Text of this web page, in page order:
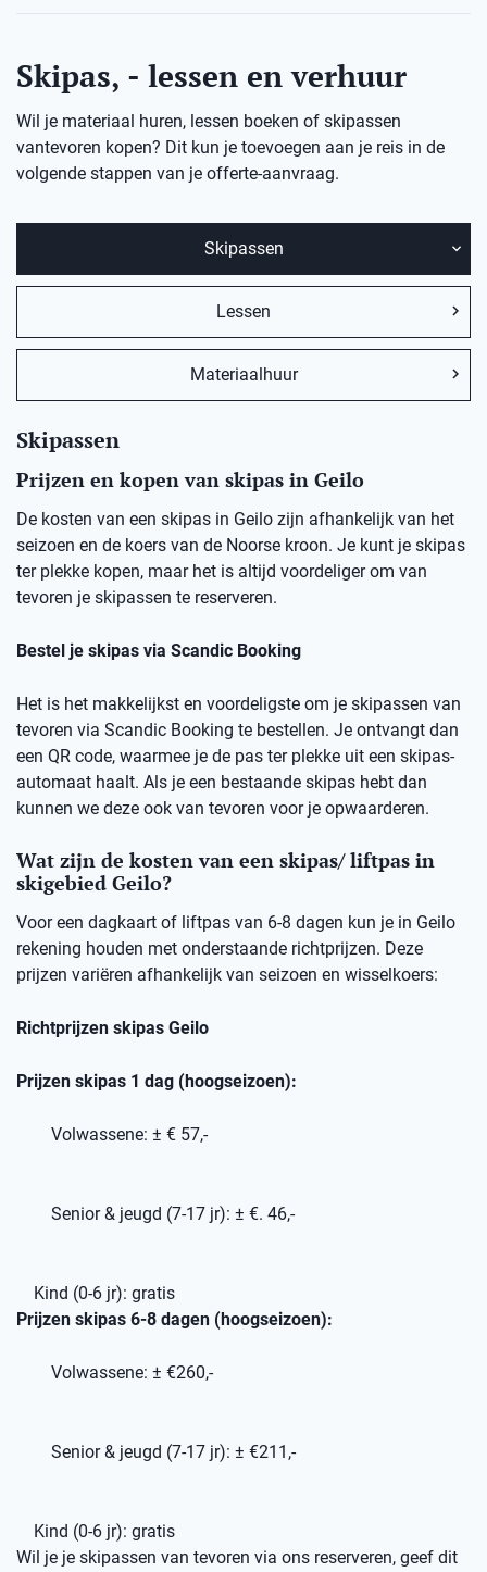
Skipas, - lessen en verhuur
Wil je materiaal huren, lessen boeken of skipassen
vantevoren kopen? Dit kun je toevoegen aan je reis in de
volgende stappen van je offerte-aanvraag.
Skipassen
Lessen
Materiaalhuur
Skipassen
Prijzen en kopen van skipas in Geilo
De kosten van een skipas in Geilo zijn afhankelijk van het
seizoen en de koers van de Noorse kroon. Je kunt je skipas
ter plekke kopen, maar het is altijd voordeliger om van
tevoren je skipassen te reserveren.
Bestel je skipas via Scandic Booking
Het is het makkelijkst en voordeligste om je skipassen van
tevoren via Scandic Booking te bestellen. Je ontvangt dan
een QR code, waarmee je de pas ter plekke uit een skipas-
automaat haalt. Als je een bestaande skipas hebt dan
kunnen we deze ook van tevoren voor je opwaarderen.
Wat zijn de kosten van een skipas/ liftpas in
skigebied Geilo?
Voor een dagkaart of liftpas van 6-8 dagen kun je in Geilo
rekening houden met onderstaande richtprijzen. Deze
prijzen variëren afhankelijk van seizoen en wisselkoers:
Richtprijzen skipas Geilo
Prijzen skipas 1 dag (hoogseizoen):
Volwassene: ± € 57,-
Senior & jeugd (7-17 jr): ± €. 46,-
Kind (0-6 jr): gratis
Prijzen skipas 6-8 dagen (hoogseizoen):
Volwassene: ± €260,-
Senior & jeugd (7-17 jr): ± €211,-
Kind (0-6 jr): gratis
Wil je je skipassen van tevoren via ons reserveren, geef dit